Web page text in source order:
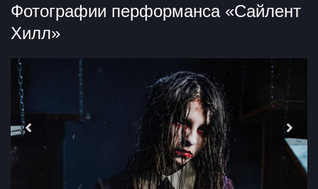
Фотографии перформанса «Сайлент
Хилл»